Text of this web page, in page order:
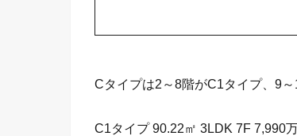
Cタイプは2～8階がC1タイプ、9
C1タイプ 90.22㎡ 3LDK 7F 7,990